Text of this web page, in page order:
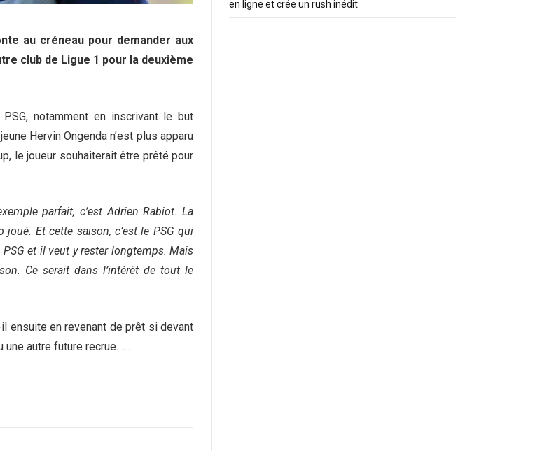
au créneau pour demander aux
club de Ligue 1 pour la deuxième
notamment en inscrivant le but
Hervin Ongenda n’est plus apparu
le joueur souhaiterait être prêté pour
parfait, c’est Adrien Rabiot. La
Et cette saison, c’est le PSG qui
et il veut y rester longtemps. Mais
Ce serait dans l’intérêt de tout le
ensuite en revenant de prêt si devant
une autre future recrue……
en ligne et crée un rush inédit